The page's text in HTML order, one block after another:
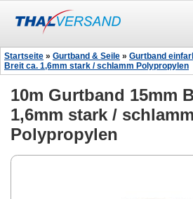
Startseite » Gurtband & Seile » Gurtband
Breit ca. 1,6mm stark / schlamm Polypropylen
10m Gurtband 15mm
1,6mm stark / schlamm
Polypropylen